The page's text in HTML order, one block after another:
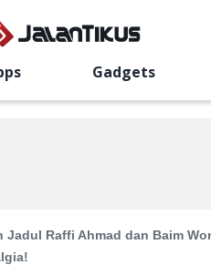
Gadgets
Jadul Raffi Ahmad dan Baim